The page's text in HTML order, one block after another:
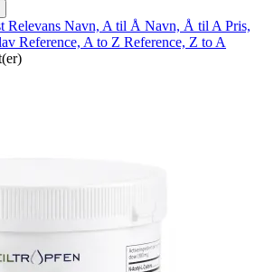
Relevans Navn, A til Å Navn, Å til A Pris,
Reference, A to Z Reference, Z to A